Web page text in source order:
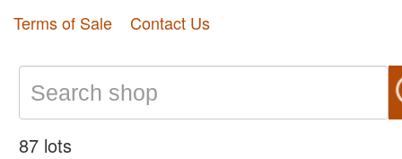
Terms of Sale Contact Us
87 lots